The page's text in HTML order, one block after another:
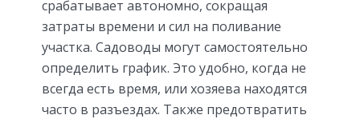
срабатывает автономно, сокращая
затраты времени и сил на поливание
участка. Садоводы могут самостоятельно
определить график. Это удобно, когда не
всегда есть время, или хозяева находятся
часто в разъездах. Также предотвратить